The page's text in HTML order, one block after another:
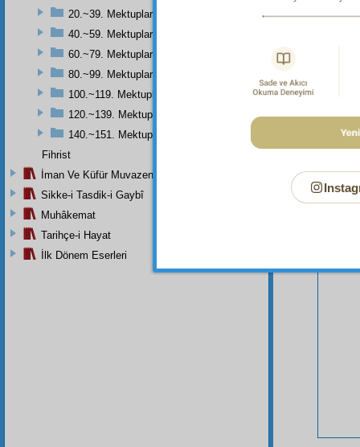
20.~39. Mektuplar
40.~59. Mektuplar
60.~79. Mektuplar
80.~99. Mektuplar
100.~119. Mektuplar
120.~139. Mektuplar
140.~151. Mektuplar
Fihrist
İman Ve Küfür Muvazeneleri
Sikke-i Tasdik-i Gaybî
Muhâkemat
Tarihçe-i Hayat
İlk Dönem Eserleri